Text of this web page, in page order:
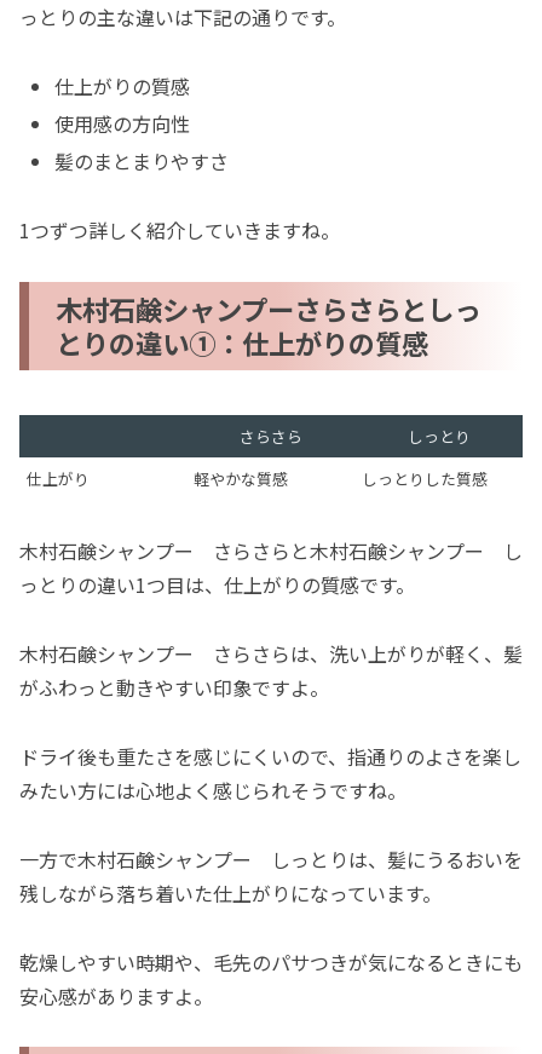
っとりの主な違いは下記の通りです。
仕上がりの質感
使用感の方向性
髪のまとまりやすさ
1つずつ詳しく紹介していきますね。
木村石鹸シャンプーさらさらとしっ
とりの違い①：仕上がりの質感
さらさら
しっとり
仕上がり
軽やかな質感 しっとりした質感
木村石鹸シャンプー さらさらと木村石鹸シャンプー し
っとりの違い1つ目は、仕上がりの質感です。
木村石鹸シャンプー さらさらは、洗い上がりが軽く、髪
がふわっと動きやすい印象ですよ。
ドライ後も重たさを感じにくいので、指通りのよさを楽し
みたい方には心地よく感じられそうですね。
一方で木村石鹸シャンプー しっとりは、髪にうるおいを
残しながら落ち着いた仕上がりになっています。
乾燥しやすい時期や、毛先のパサつきが気になるときにも
安心感がありますよ。